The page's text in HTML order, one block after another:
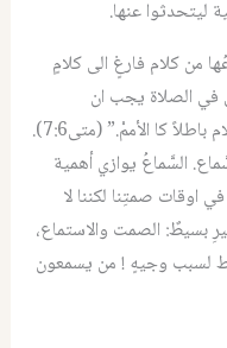
ليتحدثوا عنها.
من كلام فارغٍ الى كلامٍ
في الصلاة يجب ان
لانسترسل في حديث فردي” لئلا نكرِّزَ الكلام باطلاً كا الأممْ.” (متى7:6).
السَّماعُ يوازي أهمية
اوقات صمتِنا لكننا لا
بسيطٌ: الصمت والاستماع،
فقط لسبب وجيهٍ ! من يسمعون